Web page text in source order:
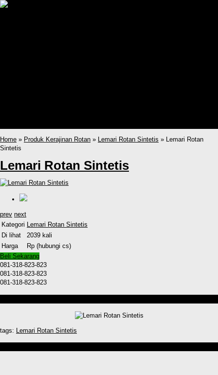
Home » Produk Kerajinan Rotan » Lemari Rotan Sintetis » Lemari Rotan
Sintetis
Lemari Rotan Sintetis
prev next
Kategori
Lemari Rotan Sintetis
Di lihat
2039 kali
Harga
Rp (hubungi cs)
Beli Sekarang
081-318-823-823
081-318-823-823
081-318-823-823
tags: Lemari Rotan Sintetis